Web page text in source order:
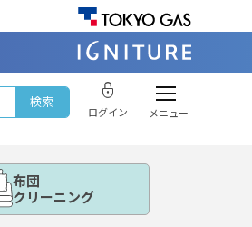
ログイン メニュー
布団
クリーニング